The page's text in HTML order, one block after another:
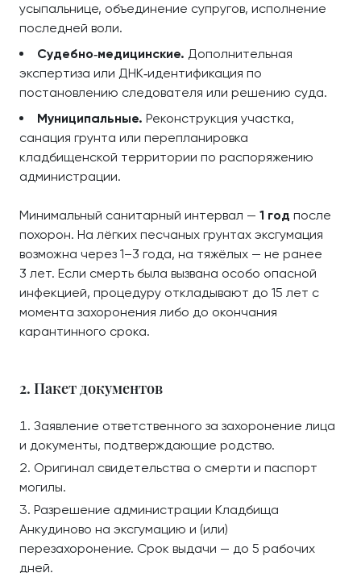
усыпальнице, объединение супругов, исполнение
последней воли.
Судебно‑медицинские. Дополнительная
экспертиза или ДНК‑идентификация по
постановлению следователя или решению суда.
Муниципальные. Реконструкция участка,
санация грунта или перепланировка
кладбищенской территории по распоряжению
администрации.
Минимальный санитарный интервал — 1 год после
похорон. На лёгких песчаных грунтах эксгумация
возможна через 1–3 года, на тяжёлых — не ранее
3 лет. Если смерть была вызвана особо опасной
инфекцией, процедуру откладывают до 15 лет с
момента захоронения либо до окончания
карантинного срока.
2. Пакет документов
Заявление ответственного за захоронение лица
и документы, подтверждающие родство.
Оригинал свидетельства о смерти и паспорт
могилы.
Разрешение администрации Кладбища
Анкудиново на эксгумацию и (или)
перезахоронение. Срок выдачи — до 5 рабочих
дней.